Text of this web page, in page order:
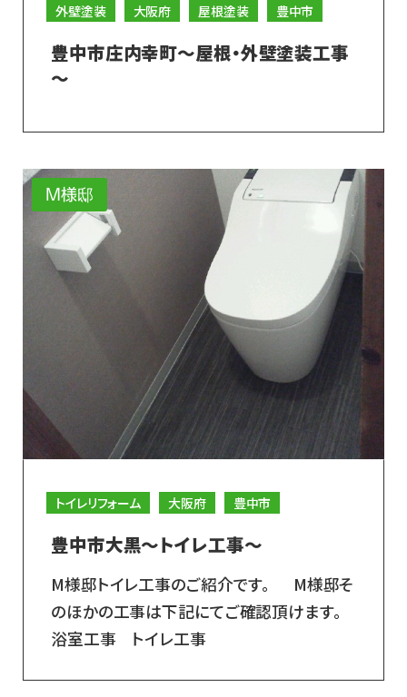
外壁塗装 大阪府 屋根塗装 豊中市
豊中市庄内幸町～屋根・外壁塗装工事
～
M様邸
トイレリフォーム 大阪府 豊中市
豊中市大黒～トイレ工事～
M様邸トイレ工事のご紹介です。 M様邸そ
のほかの工事は下記にてご確認頂けます。
浴室工事 トイレ工事